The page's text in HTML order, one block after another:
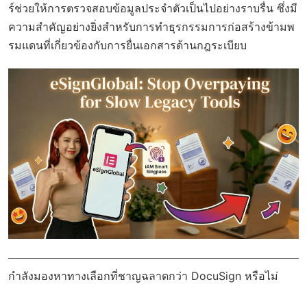
ร์ช่วยให้การตรวจสอบข้อมูลประจำตัวเป็นไปอย่างราบรื่น ซึ่งมี
ความสำคัญอย่างยิ่งสำหรับการทำธุรกรรมการก่อสร้างข้ามพ
รมแดนที่เกี่ยวข้องกับการยื่นเอกสารด้านกฎระเบียบ
กำลังมองหาทางเลือกที่ชาญฉลาดกว่า DocuSign หรือไม่